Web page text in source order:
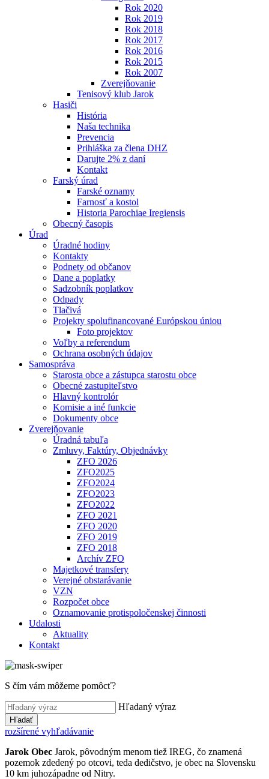
Rok 2020
Rok 2019
Rok 2018
Rok 2017
Rok 2016
Rok 2015
Rok 2007
Zverejňovanie
Tenisový klub Jarok
Hasiči
História
Naša technika
Prevencia
Prihláška za člena DHZ
Darujte 2% z daní
Kontakt
Farský úrad
Farské oznamy
Farnosť a kostol
Historia Parochiae Iregiensis
Obecný časopis
Úrad
Úradné hodiny
Kontakty
Podnety od občanov
Dane a poplatky
Sadzobník poplatkov
Odpady
Tlačivá
Projekty spolufinancované Európskou úniou
Foto projektov
Voľby a referendum
Ochrana osobných údajov
Samospráva
Starosta obce a zástupca starostu obce
Obecné zastupiteľstvo
Hlavný kontrolór
Komisie a iné funkcie
Dokumenty obce
Zverejňovanie
Úradná tabuľa
Zmluvy, Faktúry, Objednávky
ZFO 2026
ZFO2025
ZFO2024
ZFO2023
ZFO2022
ZFO 2021
ZFO 2020
ZFO 2019
ZFO 2018
Archív ZFO
Majetkové transfery
Verejné obstarávanie
VZN
Rozpočet obce
Oznamovanie protispoločenskej činnosti
Udalosti
Aktuality
Kontakt
S čím vám môžeme pomôcť?
Hľadaný výraz
Hľadať
rozšírené vyhľadávanie
Jarok Obec Jarok, pôvodným menom tiež IREG, čo znamená
pozemok zdedený po otcovi, teda dedičstvo, je obec na Slovensku
10 km juhozápadne od Nitry.